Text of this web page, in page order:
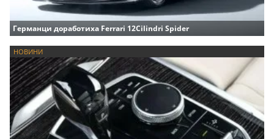
Германци доработиха Ferrari 12Cilindri Spider
НОВИНИ